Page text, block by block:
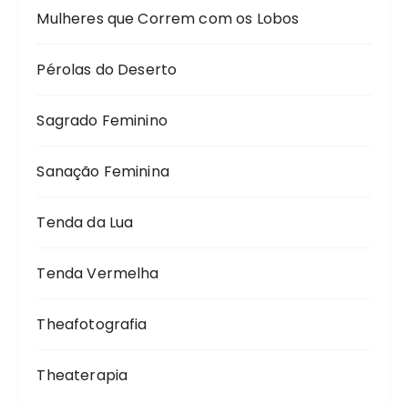
Mulheres que Correm com os Lobos
Pérolas do Deserto
Sagrado Feminino
Sanação Feminina
Tenda da Lua
Tenda Vermelha
Theafotografia
Theaterapia